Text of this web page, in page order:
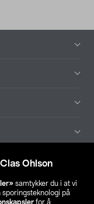
Ohlson
samtykker du i at vi
sporingsteknologi på
for å